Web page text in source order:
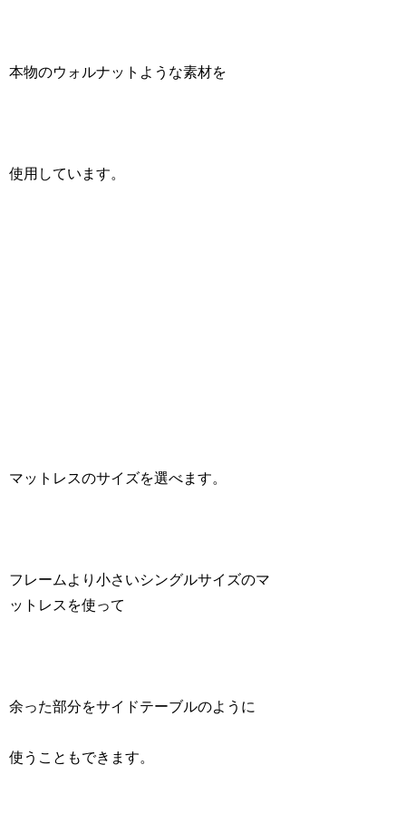
本物のウォルナットような素材を
使用しています。
マットレスのサイズを選べます。
フレームより小さいシングルサイズのマ
ットレスを使って
余った部分をサイドテーブルのように
使うこともできます。